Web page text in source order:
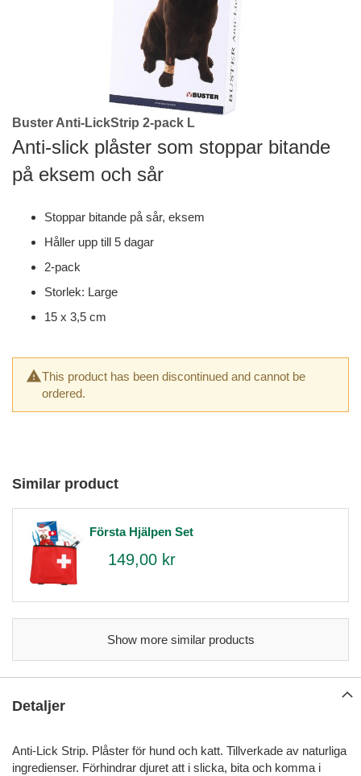
Skip
to
the
beginning
images
gallery
Buster Anti-LickStrip 2-pack L
Anti-slick plåster som stoppar bitande
på eksem och sår
Stoppar bitande på sår, eksem
Håller upp till 5 dagar
2-pack
Storlek: Large
15 x 3,5 cm
This product has been discontinued and cannot be
ordered.
Similar product
Första Hjälpen Set
149,00 kr
Show more similar products
Detaljer
Anti-Lick Strip. Plåster för hund och katt. Tillverkade av naturliga
ingredienser. Förhindrar djuret att i slicka, bita och komma i